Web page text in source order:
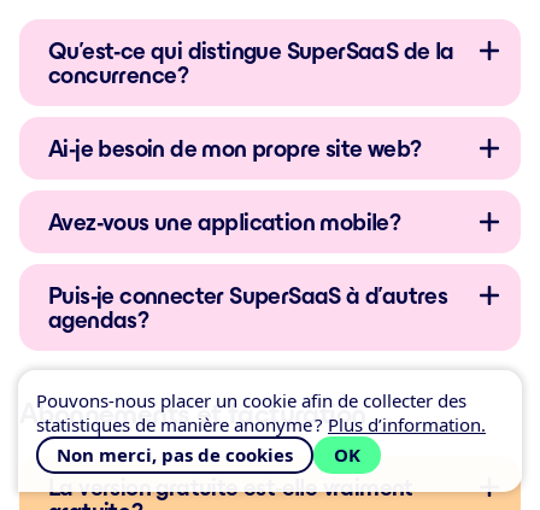
Qu’est-ce qui distingue SuperSaaS de la
concurrence ?
Ai-je besoin de mon propre site web ?
Avez-vous une application mobile ?
Puis-je connecter SuperSaaS à d’autres
agendas ?
Abonnements et facturation
La version gratuite est-elle vraiment
Pouvons-nous placer un cookie afin de collecter des
statistiques de manière anonyme ? Plus d’information.
Non merci, pas de cookies
OK